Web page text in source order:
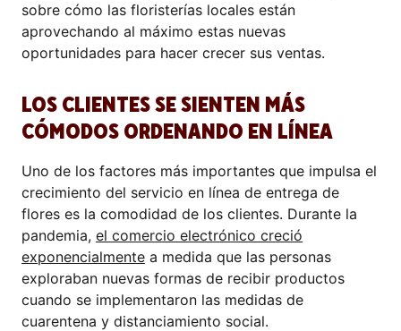
sobre cómo las floristerías locales están
aprovechando al máximo estas nuevas
oportunidades para hacer crecer sus ventas.
LOS CLIENTES SE SIENTEN MÁS
CÓMODOS ORDENANDO EN LÍNEA
Uno de los factores más importantes que impulsa el
crecimiento del servicio en línea de entrega de
flores es la comodidad de los clientes. Durante la
pandemia, el comercio electrónico creció
exponencialmente a medida que las personas
exploraban nuevas formas de recibir productos
cuando se implementaron las medidas de
cuarentena y distanciamiento social.